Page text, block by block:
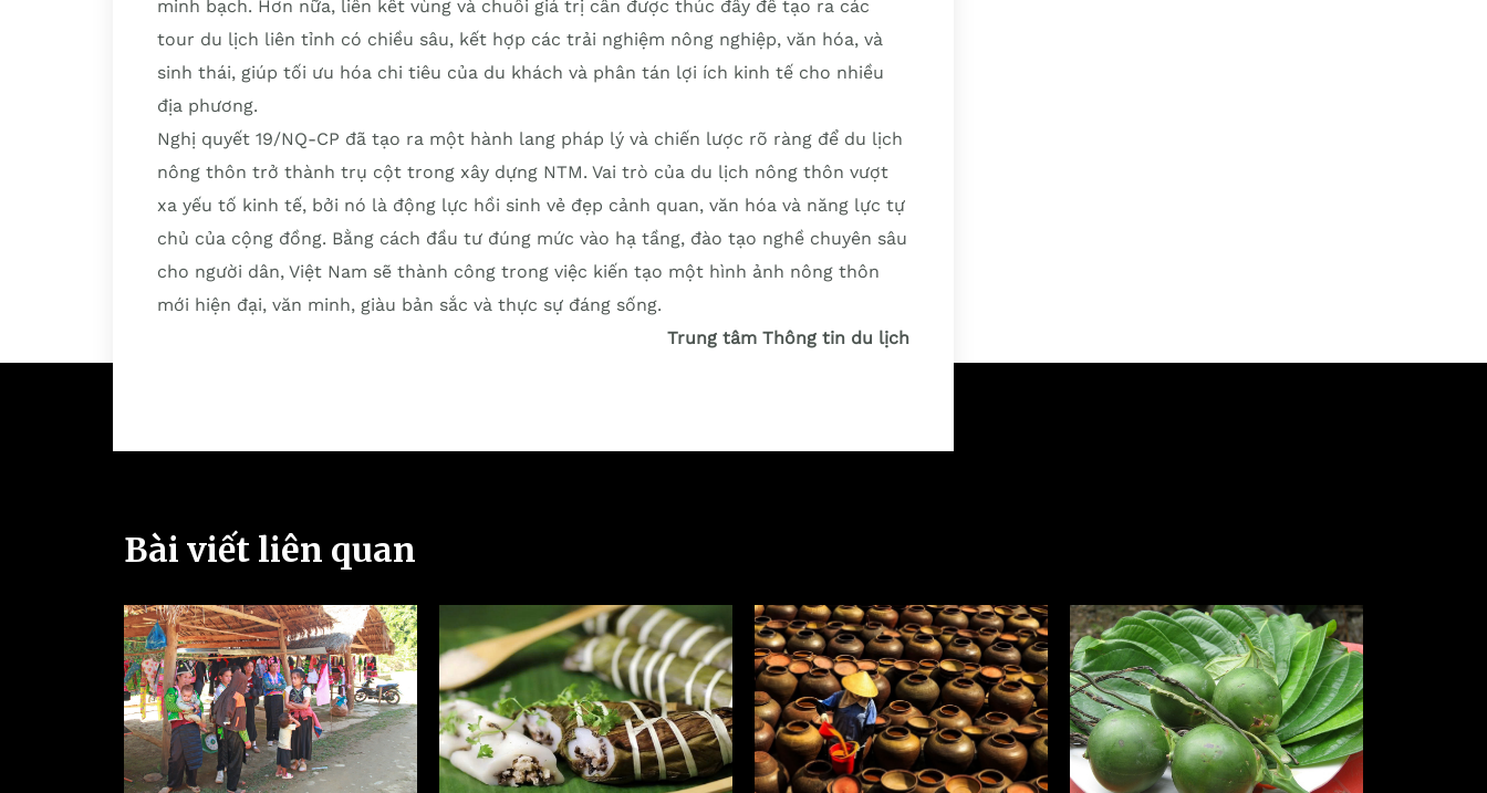
minh bạch. Hơn nữa, liên kết vùng và chuỗi giá trị cần được thúc đẩy để tạo ra các
tour du lịch liên tỉnh có chiều sâu, kết hợp các trải nghiệm nông nghiệp, văn hóa, và
sinh thái, giúp tối ưu hóa chi tiêu của du khách và phân tán lợi ích kinh tế cho nhiều
địa phương.
Nghị quyết 19/NQ-CP đã tạo ra một hành lang pháp lý và chiến lược rõ ràng để du lịch
nông thôn trở thành trụ cột trong xây dựng NTM. Vai trò của du lịch nông thôn vượt
xa yếu tố kinh tế, bởi nó là động lực hồi sinh vẻ đẹp cảnh quan, văn hóa và năng lực tự
chủ của cộng đồng. Bằng cách đầu tư đúng mức vào hạ tầng, đào tạo nghề chuyên sâu
cho người dân, Việt Nam sẽ thành công trong việc kiến tạo một hình ảnh nông thôn
mới hiện đại, văn minh, giàu bản sắc và thực sự đáng sống.
Trung tâm Thông tin du lịch
Bài viết liên quan